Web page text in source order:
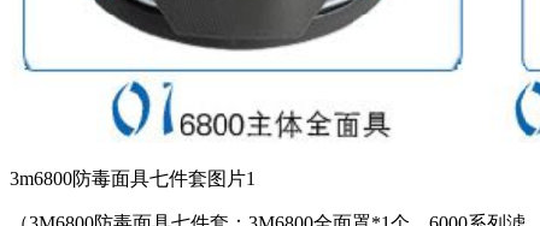
3m6800防毒面具七件套图片1